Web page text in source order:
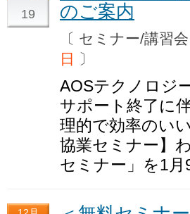
19
のご案内
〔 セミナー/講
日
〕
AOSテクノロジ
サポート終了に
理的で効率のい
協業セミナー】
セミナー」を1